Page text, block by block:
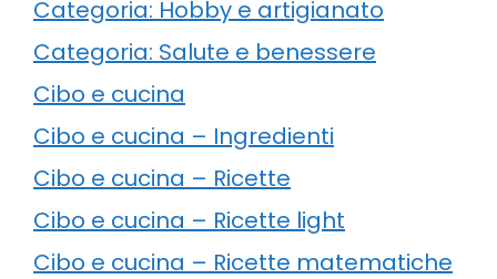
Categoria: Hobby e artigianato
Categoria: Salute e benessere
Cibo e cucina
Cibo e cucina – Ingredienti
Cibo e cucina – Ricette
Cibo e cucina – Ricette light
Cibo e cucina – Ricette matematiche